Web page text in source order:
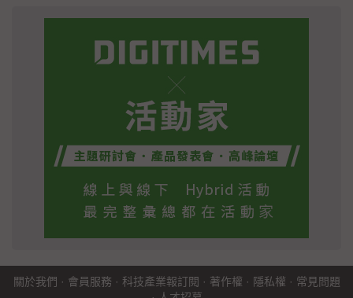
關於我們 · 會員服務 · 科技產業報訂閱 · 著作權 · 隱私權 · 常見問題